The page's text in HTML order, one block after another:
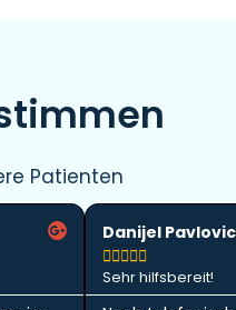
Patienten
Danijel Pavlovic

Sehr hilfsbereit!